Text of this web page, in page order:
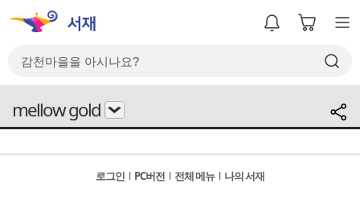
mellow gold
로그인 l PC버전 l 전체 메뉴 l 나의 서재